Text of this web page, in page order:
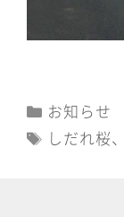
カ
テ
ゴ
お知らせ
タ
しだれ桜、